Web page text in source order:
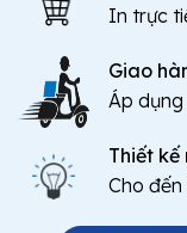
In trực
Giao
Áp
Thiết kế
Cho